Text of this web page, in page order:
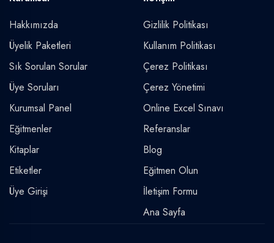
Hakkımızda
Üyelik Paketleri
Sık Sorulan Sorular
Üye Soruları
Kurumsal Panel
Eğitmenler
Kitaplar
Etiketler
Üye Girişi
Gizlilik Politikası
Kullanım Politikası
Çerez Politikası
Çerez Yönetimi
Online Excel Sınavı
Referanslar
Blog
Eğitmen Olun
İletişim Formu
Ana Sayfa